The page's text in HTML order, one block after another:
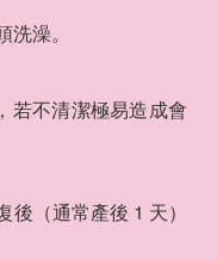
澡。
若不清潔極易造成會
後（通常產後 1 天）